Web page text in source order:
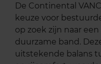
De Continental
keuze voor
op zoek zijn naar
duurzame band.
uitstekende balans